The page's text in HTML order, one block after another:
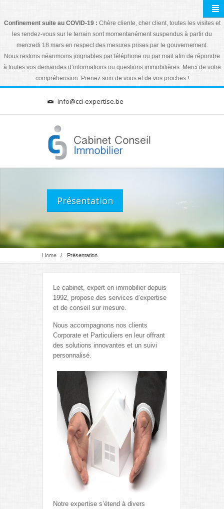
Confinement suite au COVID-19 : Chère cliente, cher client, toutes les visites et
les rendez-vous sur le terrain sont momentanément suspendus à partir du
mercredi 18 mars en respect des mesures prises par le gouvernement.
Nous restons néanmoins joignables par téléphone ou par mail afin de répondre
à toutes vos demandes d’informations ou questions immobilières. Merci de votre
compréhension. Prenez soin de vous et de vos proches !
info@cci-expertise.be
Présentation
Home / Présentation
Le cabinet, expert en immobilier depuis
1992, propose des services d’expertise
et de conseil sur mesure.
Nous accompagnons nos clients
Corporate et Particuliers en leur offrant
des solutions innovantes et un suivi
personnalisé.
Notre expertise s’étend à divers